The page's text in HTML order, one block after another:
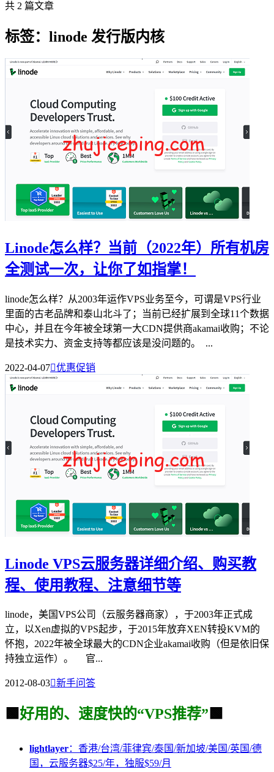
共 2 篇文章
标签：linode 发行版内核
Linode怎么样？当前（2022年）所有机房
全测试一次，让你了如指掌！
linode怎么样？从2003年运作VPS业务至今，可谓是VPS行业
里面的古老品牌和泰山北斗了；当前已经扩展到全球11个数据
中心，并且在今年被全球第一大CDN提供商akamai收购；不论
是技术实力、资金支持等都应该是没问题的。 ...
2022-04-07优惠促销
Linode VPS云服务器详细介绍、购买教
程、使用教程、注意细节等
linode，美国VPS公司（云服务器商家），于2003年正式成
立，以Xen虚拟的VPS起步，于2015年放弃XEN转投KVM的
怀抱，2022年被全球最大的CDN企业akamai收购（但是依旧保
持独立运作）。 官...
2012-08-03新手问答
🟩 好用的、速度快的“VPS推荐” 🟩
lightlayer：香港/台湾/菲律宾/泰国/新加坡/美国/英国/德
国，云服务器$25/年，独服$59/月